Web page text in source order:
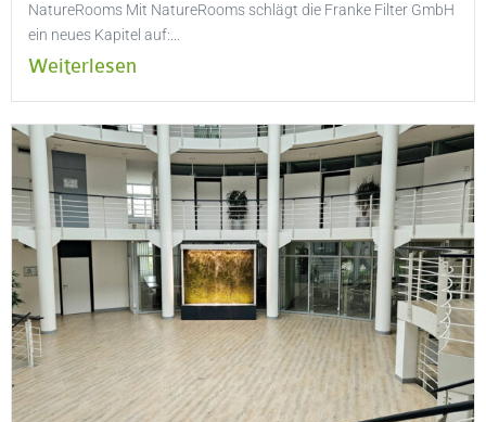
NatureRooms Mit NatureRooms schlägt die Franke Filter GmbH
ein neues Kapitel auf:...
Weiterlesen